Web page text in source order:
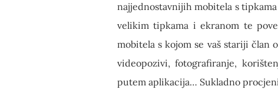
najjednostavnijih mobitela s
velikim tipkama i ekranom te
mobitela s kojom se vaš stariji član
videopozivi, fotografiranje,
putem aplikacija… Sukladno